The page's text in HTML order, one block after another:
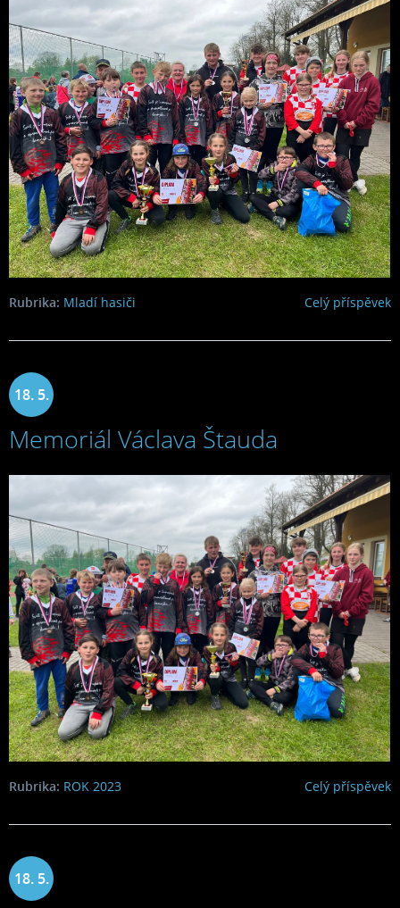
Celý příspěvek
Rubrika: Mladí hasiči
18. 5.
2023
Memoriál Václava Štauda
Celý příspěvek
Rubrika: ROK 2023
18. 5.